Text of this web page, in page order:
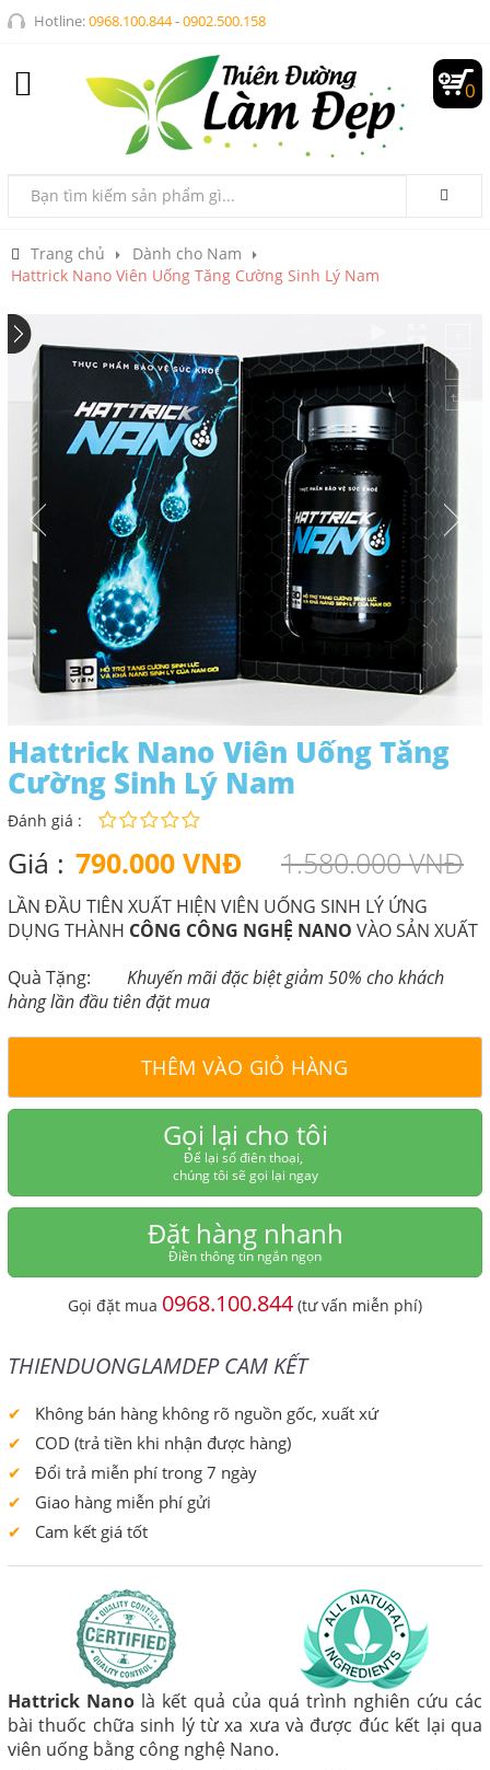
Hotline:0968.100.844-0902.500.158
0
Trang chủ
Dành cho Nam
Hattrick Nano Viên Uống Tăng Cường Sinh Lý Nam
Hattrick Nano Viên Uống Tăng
Cường Sinh Lý Nam
Đánh giá :
Giá : 790.000 VNĐ 1.580.000 VNĐ
LẦN ĐẦU TIÊN XUẤT HIỆN VIÊN UỐNG SINH LÝ ỨNG
DỤNG THÀNH CÔNG CÔNG NGHỆ NANO VÀO SẢN XUẤT
Quà Tặng:
Khuyến mãi đặc biệt giảm 50% cho khách
hàng lần đầu tiên đặt mua
THÊM VÀO GIỎ HÀNG
Gọi lại cho tôi
Để lại số điên thoại,
chúng tôi sẽ gọi lại ngay
Đặt hàng nhanh
Điền thông tin ngắn ngọn
Gọi đặt mua 0968.100.844 (tư vấn miễn phí)
THIENDUONGLAMDEP CAM KẾT
Không bán hàng không rõ nguồn gốc, xuất xứ
COD (trả tiền khi nhận được hàng)
Đổi trả miễn phí trong 7 ngày
Giao hàng miễn phí gửi
Cam kết giá tốt
Hattrick Nano là kết quả của quá trình nghiên cứu các
bài thuốc chữa sinh lý từ xa xưa và được đúc kết lại qua
viên uống bằng công nghệ Nano.